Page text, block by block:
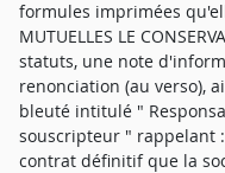
formules imprimées
MUTUELLES LE
statuts, une note
renonciation (au verso),
bleuté intitulé "
souscripteur " rappelant
contrat définitif que la